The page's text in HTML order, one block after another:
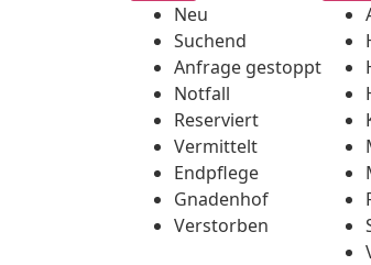
Neu
Suchend
Anfrage gestoppt
Notfall
Reserviert
Vermittelt
Endpflege
Gnadenhof
Verstorben